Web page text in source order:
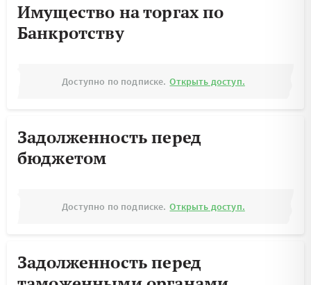
Имущество на торгах по
Банкротству
Доступно по подписке. Открыть доступ.
Задолженность перед
бюджетом
Доступно по подписке. Открыть доступ.
Задолженность перед